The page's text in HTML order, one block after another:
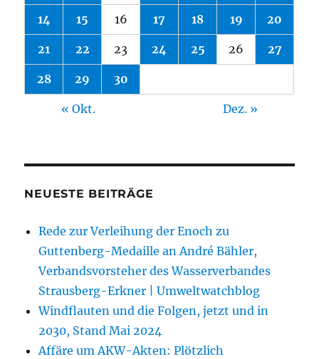
14 15 16 17 18 19 20
21 22 23 24 25 26 27
28 29 30
« Okt. Dez. »
NEUESTE BEITRÄGE
Rede zur Verleihung der Enoch zu
Guttenberg-Medaille an André Bähler,
Verbandsvorsteher des Wasserverbandes
Strausberg-Erkner | Umweltwatchblog
Windflauten und die Folgen, jetzt und in
2030, Stand Mai 2024
Affäre um AKW-Akten: Plötzlich